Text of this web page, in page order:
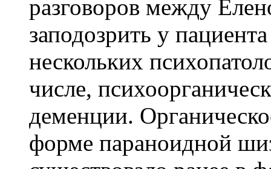
разговоров между
заподозрить у
нескольких
числе,
деменции.
форме параноидной